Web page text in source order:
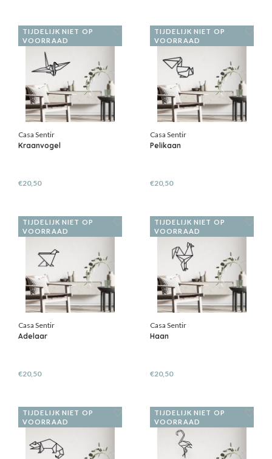
TIJDELIJK NIET OP
VOORRAAD
Casa Sentir
Kraanvogel
€20,50
TIJDELIJK NIET OP
VOORRAAD
Casa Sentir
Pelikaan
€20,50
TIJDELIJK NIET OP
VOORRAAD
Casa Sentir
Adelaar
€20,50
TIJDELIJK NIET OP
VOORRAAD
Casa Sentir
Haan
€20,50
TIJDELIJK NIET OP
VOORRAAD
TIJDELIJK NIET OP
VOORRAAD